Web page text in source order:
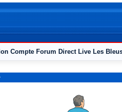
Compte Forum Direct Live Les